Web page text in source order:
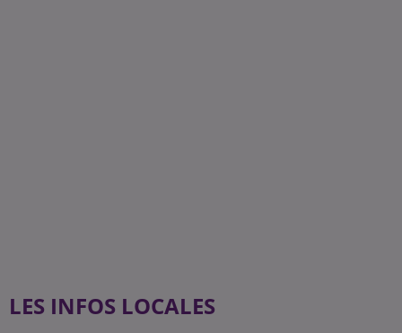
LES INFOS LOCALES